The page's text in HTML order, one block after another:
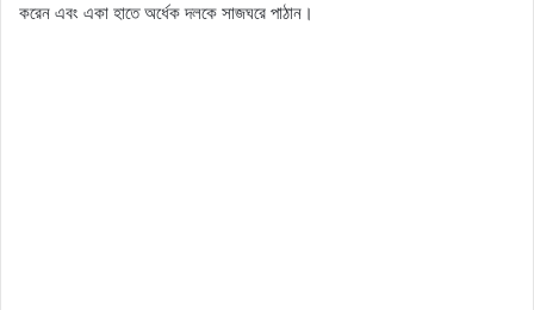
করেন এবং একা হাতে অর্ধেক দলকে সাজঘরে পাঠান।